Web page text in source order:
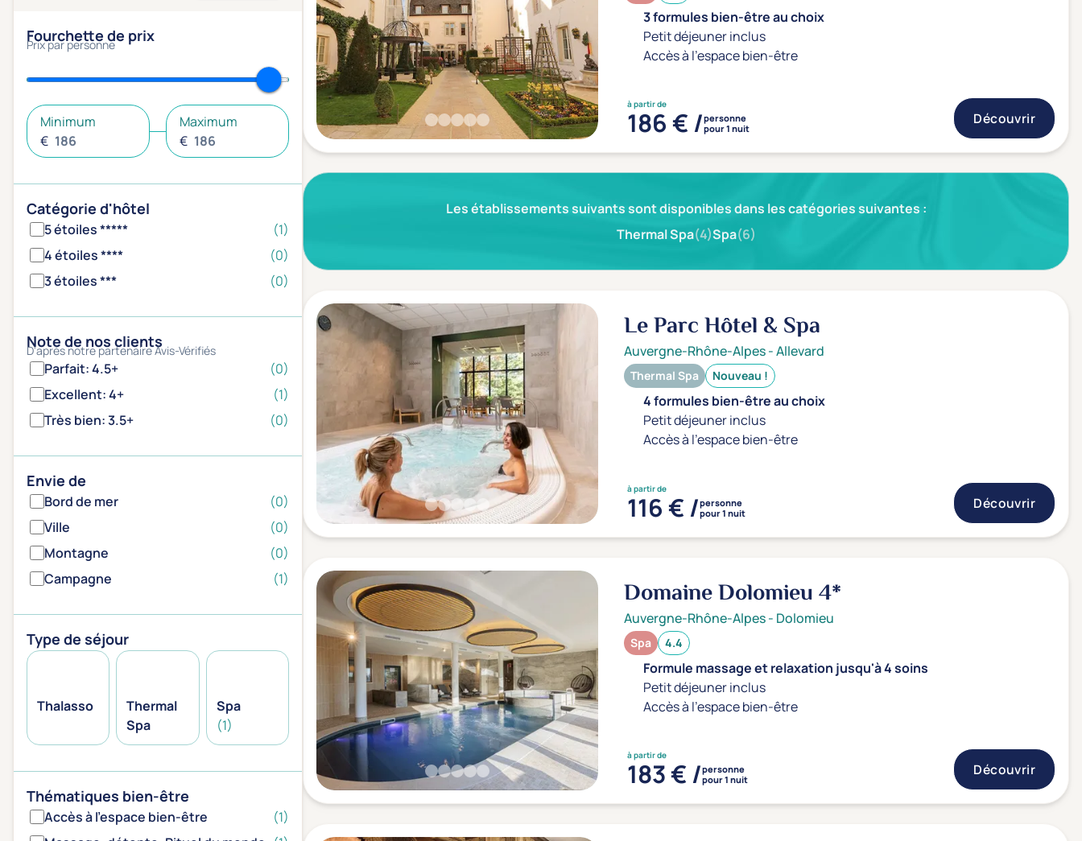
Fourchette de prix
Prix par personne
Minimum
€
Maximum
€
Catégorie d'hôtel
5 étoiles *****
(1)
4 étoiles ****
(0)
3 étoiles ***
(0)
Note de nos clients
D'après notre partenaire Avis-Vérifiés
Parfait: 4.5+
(0)
Excellent: 4+
(1)
Très bien: 3.5+
(0)
Envie de
Bord de mer
(0)
Ville
(0)
Montagne
(0)
Campagne
(1)
Type de séjour
Thalasso
Thermal
Spa
Spa
(1)
Thématiques bien-être
Accès à l'espace bien-être
(1)
3 formules bien-être au choix
Petit déjeuner inclus
Accès à l'espace bien-être
à partir de
186 € /personne
pour 1 nuit
Découvrir
Les établissements suivants sont disponibles dans les catégories suivantes :
Thermal Spa(4)Spa(6)
Le Parc Hôtel & Spa
Auvergne-Rhône-Alpes-Allevard
Thermal Spa Nouveau !
4 formules bien-être au choix
Petit déjeuner inclus
Accès à l'espace bien-être
à partir de
116 € /personne
pour 1 nuit
Découvrir
Domaine Dolomieu4*
Auvergne-Rhône-Alpes- Dolomieu
Spa 4.4
Formule massage et relaxation jusqu'à 4 soins
Petit déjeuner inclus
Accès à l'espace bien-être
à partir de
183 € /personne
pour 1 nuit
Découvrir